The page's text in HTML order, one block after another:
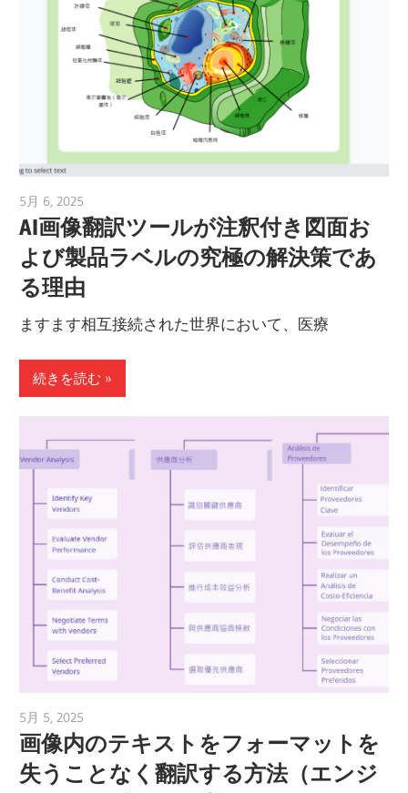
5月 6, 2025
AI画像翻訳ツールが注釈付き図面お
よび製品ラベルの究極の解決策であ
る理由
ますます相互接続された世界において、医療
続きを読む
5月 5, 2025
画像内のテキストをフォーマットを
失うことなく翻訳する方法（エンジ